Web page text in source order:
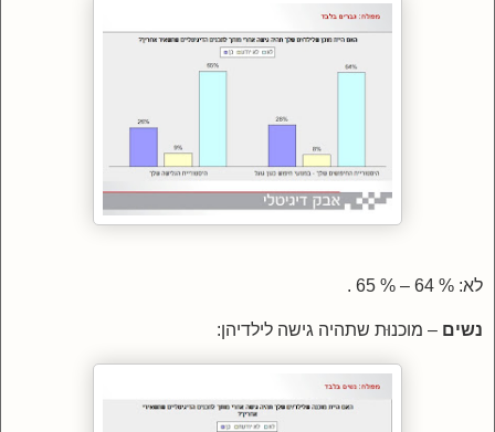
לא: % 64 – % 65 .
נשים – מוכנוּת שתהיה גישה לילדיהן: